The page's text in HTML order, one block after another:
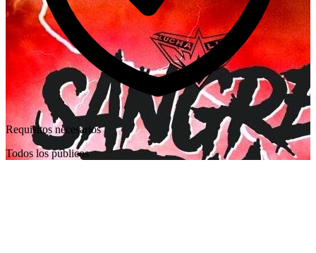
Requisitos necesarios
Todos los públicos